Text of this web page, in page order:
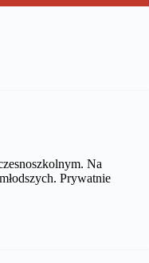
Na
Prywatnie